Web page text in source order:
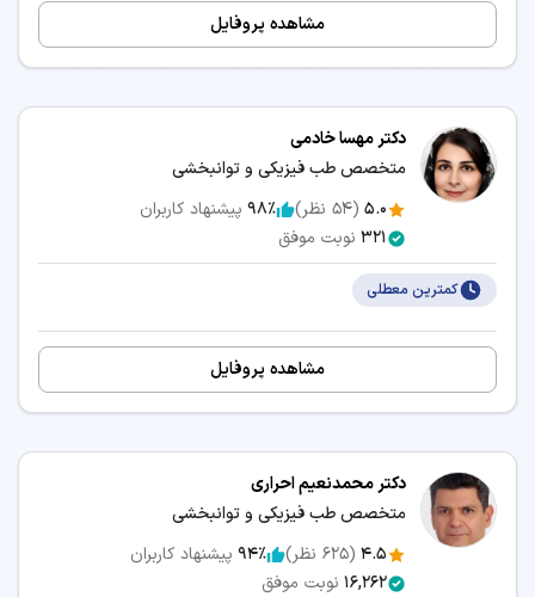
مشاهده پروفایل
دکتر مهسا خادمی
متخصص طب فیزیکی و توانبخشی
5.0
(
54 نظر) 98٪ پیشنهاد کاربران
321 نوبت موفق
کمترین معطلی
مشاهده پروفایل
دکتر محمدنعیم احراری
متخصص طب فیزیکی و توانبخشی
4.5
(
625 نظر) 94٪ پیشنهاد کاربران
16,262 نوبت موفق